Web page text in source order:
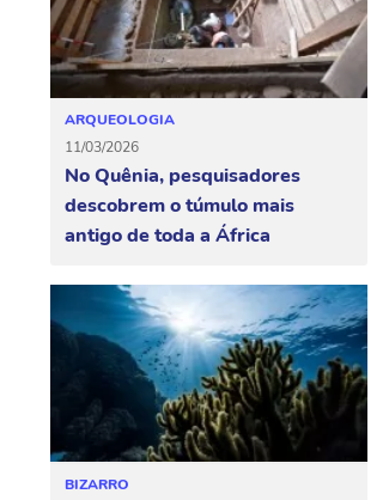
ARQUEOLOGIA
11/03/2026
No Quênia, pesquisadores
descobrem o túmulo mais
antigo de toda a África
BIZARRO